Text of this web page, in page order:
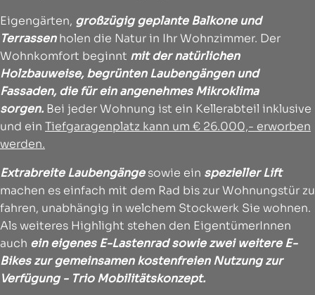
Eigengärten, großzügig geplante Balkone und
Terrassenholen die Natur in Ihr Wohnzimmer. Der
Wohnkomfort beginnt mit der natürlichen
Holzbauweise, begrünten Laubengängen und
Fassaden, die für ein angenehmes Mikroklima
sorgen. Bei jeder Wohnung ist ein Kellerabteil inklusive
und ein Tiefgaragenplatz kann um € 26.000,- erworben
werden.
Extrabreite Laubengänge sowie ein spezieller Lift
machen es einfach mit dem Rad bis zur Wohnungstür zu
fahren, unabhängig in welchem Stockwerk Sie wohnen.
Als weiteres Highlight stehen den EigentümerInnen
auch ein eigenes E-Lastenrad sowie zwei weitere E-
Bikes zur gemeinsamen kostenfreien Nutzung zur
Verfügung - Trio Mobilitätskonzept.